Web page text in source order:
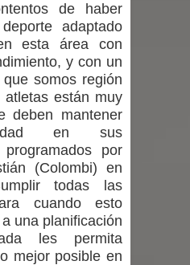
tecnología educativa
pantallas interactivas del
de Curicó inició
vacunación escolar
de haber
adaptado
esta área con
y con un
somos región
atletas están muy
deben mantener
en sus
programados por
(Colombi) en
todas las
cuando esto
una planificación
les permita
mejor posible en